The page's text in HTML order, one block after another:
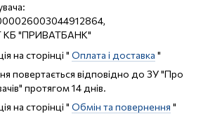
КБ "ПРИВАТБАНК"
на сторінці " Оплата і доставка "
повертається відповідно до ЗУ "Про
протягом 14 днів.
на сторінці " Обмін та повернення "